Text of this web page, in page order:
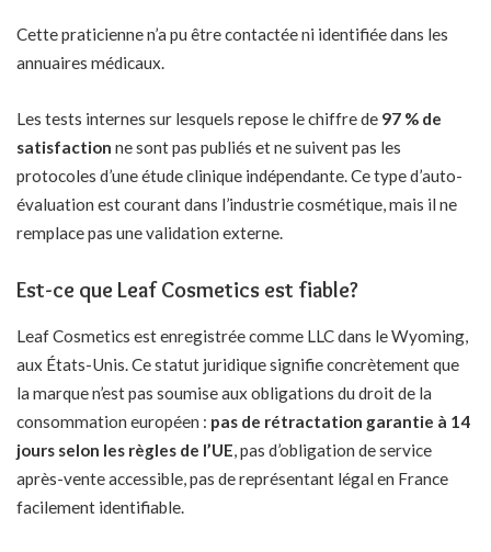
Cette praticienne n’a pu être contactée ni identifiée dans les
annuaires médicaux.
Les tests internes sur lesquels repose le chiffre de 97 % de
satisfaction ne sont pas publiés et ne suivent pas les
protocoles d’une étude clinique indépendante. Ce type d’auto-
évaluation est courant dans l’industrie cosmétique, mais il ne
remplace pas une validation externe.
Est-ce que Leaf Cosmetics est fiable?
Leaf Cosmetics est enregistrée comme LLC dans le Wyoming,
aux États-Unis. Ce statut juridique signifie concrètement que
la marque n’est pas soumise aux obligations du droit de la
consommation européen : pas de rétractation garantie à 14
jours selon les règles de l’UE, pas d’obligation de service
après-vente accessible, pas de représentant légal en France
facilement identifiable.